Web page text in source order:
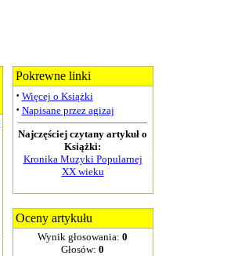
Pokrewne linki
· Więcej o Książki
· Napisane przez agizaj
Najczęściej czytany artykuł o
Książki:
Kronika Muzyki Popularnej
XX wieku
Oceny artykułu
Wynik głosowania: 0
Głosów: 0